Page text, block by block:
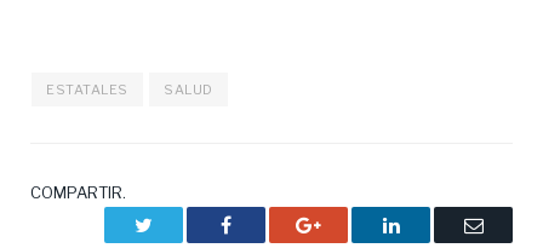
ESTATALES SALUD
COMPARTIR.
Facebook Google+ LinkedIn
Correo